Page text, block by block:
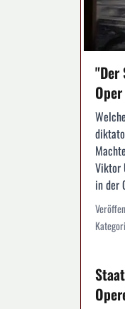
"Der
Viktor
in der